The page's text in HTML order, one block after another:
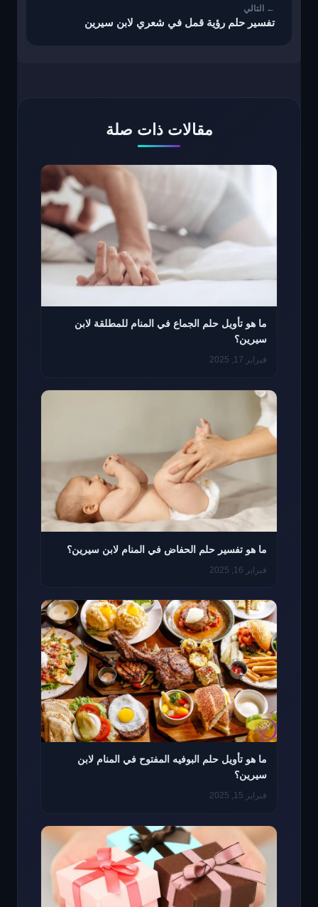
تفسير حلم رؤية قمل في شعري لابن سيرين
مقالات ذات صلة
ما هو تأويل حلم الجماع في المنام للمطلقة لابن
سيرين؟
فبراير 17, 2025
ما هو تفسير حلم الحفاض في المنام لابن سيرين؟
فبراير 16, 2025
ما هو تأويل حلم البوفيه المفتوح في المنام لابن
سيرين؟
فبراير 15, 2025